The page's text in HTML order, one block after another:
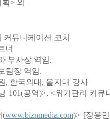
> 외
뮤니케이션 코치
너
부사장 역임.
팀장 역임.
, 한국외대, 을지대 강사
101(공역)>, <위기관리 커뮤
(www.biznmedia.com)> [정용